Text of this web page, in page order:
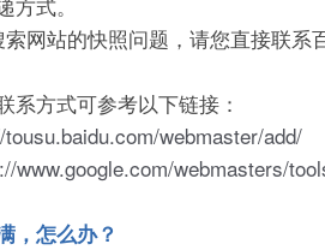
网站的快照问题，请您直接联系
系方式可参考以下链接：
webmaster/add/
www.google.com/webmasters/
，怎么办？